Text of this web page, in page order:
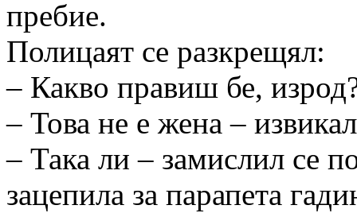
пребие.
Полицаят се разкрещял:
– Какво правиш бе,
– Това не е жена –
– Така ли – замислил се
зацепила за парапета